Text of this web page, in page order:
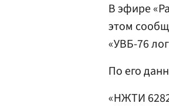
В эфире
этом
«УВБ-76
По его
«НЖТИ